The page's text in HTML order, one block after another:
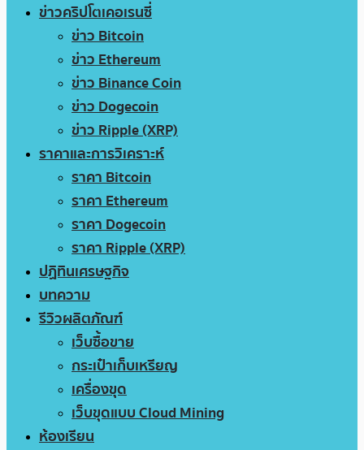
ข่าวคริปโตเคอเรนซี่
ข่าว Bitcoin
ข่าว Ethereum
ข่าว Binance Coin
ข่าว Dogecoin
ข่าว Ripple (XRP)
ราคาและการวิเคราะห์
ราคา Bitcoin
ราคา Ethereum
ราคา Dogecoin
ราคา Ripple (XRP)
ปฏิทินเศรษฐกิจ
บทความ
รีวิวผลิตภัณฑ์
เว็บซื้อขาย
กระเป๋าเก็บเหรียญ
เครื่องขุด
เว็บขุดแบบ Cloud Mining
ห้องเรียน